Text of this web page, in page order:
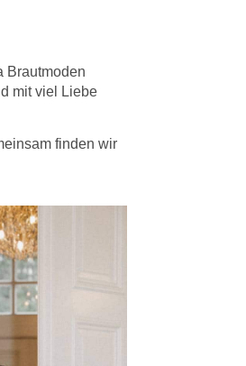
Brautmoden
mit viel Liebe
finden wir